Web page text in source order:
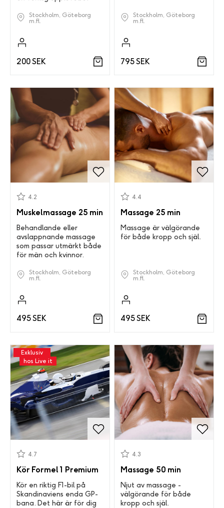
Stockholm, Göteborg
m.fl.
200 SEK
Stockholm, Göteborg
m.fl.
795 SEK
Muskelmassage 25 min
4.2
Behandlande eller
avslappnande massage
som passar utmärkt både
för män och kvinnor.
Stockholm, Göteborg
m.fl.
495 SEK
Massage 25 min
4.4
Massage är välgörande
för både kropp och själ.
Stockholm, Göteborg
m.fl.
495 SEK
Exklusiv
hos Live it
Kör Formel 1 Premium
4.7
Kör en riktig F1-bil på
Skandinaviens enda GP-
bana. Det här är för dig
Massage 50 min
4.3
Njut av massage -
välgörande för både
kropp och själ.